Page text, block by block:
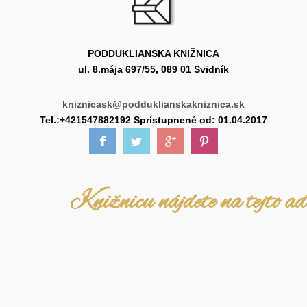
PODDUKLIANSKA KNIŽNICA
ul. 8.mája 697/55, 089 01 Svidník
kniznicask@podduklianskakniznica.sk
Tel.:+421547882192 Sprístupnené od: 01.04.2017
Knižnicu nájdete na tejto